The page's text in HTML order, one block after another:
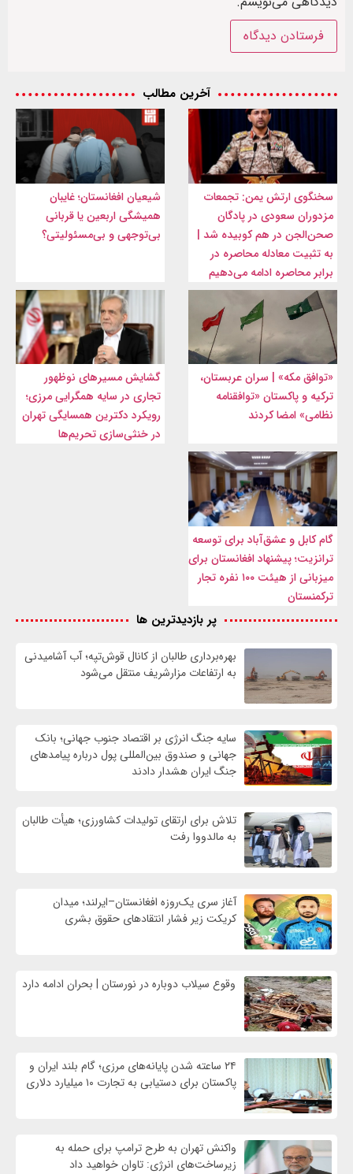
آخرین مطالب
سخنگوی ارتش یمن: تجمعات
مزدوران سعودی در پادگان
صحن‌الجن در هم کوبیده شد |
به تثبیت معادله محاصره در
برابر محاصره ادامه می‌دهیم
شیعیان افغانستان؛ غایبان
همیشگی اربعین یا قربانی
بی‌توجهی و بی‌مسئولیتی؟
«توافق مکه» | سران عربستان،
ترکیه و پاکستان «توافقنامه
نظامی» امضا کردند
گشایش مسیرهای نوظهور
تجاری در سایه همگرایی مرزی؛
رویکرد دکترین همسایگی تهران
در خنثی‌سازی تحریم‌ها
گام کابل و عشق‌آباد برای توسعه
ترانزیت؛ پیشنهاد افغانستان برای
میزبانی از هیئت ۱۰۰ نفره تجار
ترکمنستان
پر بازدیدترین ها
بهره‌برداری طالبان از کانال قوش‌تپه؛ آب آشامیدنی
به ارتفاعات مزارشریف منتقل می‌شود
سایه جنگ انرژی بر اقتصاد جنوب جهانی؛ بانک
جهانی و صندوق بین‌المللی پول درباره پیامدهای
جنگ ایران هشدار دادند
تلاش برای ارتقای تولیدات کشاورزی؛ هیأت طالبان
به مالدووا رفت
آغاز سری یک‌روزه افغانستان–ایرلند؛ میدان
کریکت زیر فشار انتقادهای حقوق بشری
وقوع سیلاب دوباره در نورستان | بحران ادامه دارد
۲۴ ساعته شدن پایانه‌های مرزی؛ گام بلند ایران و
پاکستان برای دستیابی به تجارت ۱۰ میلیارد دلاری
واکنش تهران به طرح ترامپ برای حمله به
زیرساخت‌های انرژی: تاوان خواهید داد